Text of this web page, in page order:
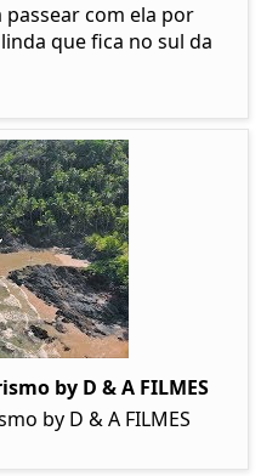
passear com ela por
que fica no sul da
by D & A FILMES
by D & A FILMES